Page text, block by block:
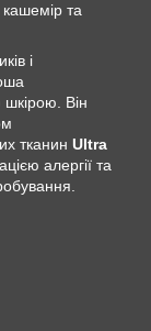
кашемір та
і
шкірою. Він
тканин Ultra
алергії та